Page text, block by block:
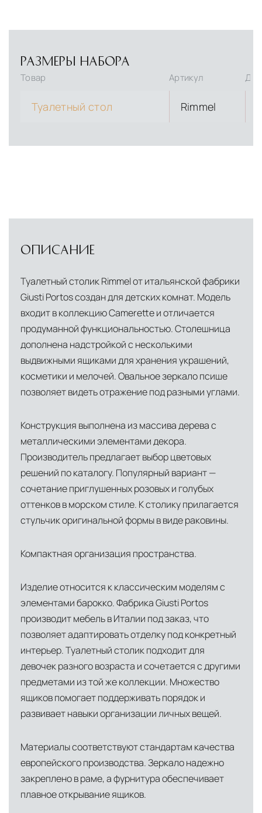
РАЗМЕРЫ НАБОРА
Товар Артикул
Туалетный стол Rimmel
ОПИСАНИЕ
Туалетный столик Rimmel от итальянской фабрики
Giusti Portos создан для детских комнат. Модель
входит в коллекцию Camerette и отличается
продуманной функциональностью. Столешница
дополнена надстройкой с несколькими
выдвижными ящиками для хранения украшений,
косметики и мелочей. Овальное зеркало псише
позволяет видеть отражение под разными углами.
Конструкция выполнена из массива дерева с
металлическими элементами декора.
Производитель предлагает выбор цветовых
решений по каталогу. Популярный вариант —
сочетание приглушенных розовых и голубых
оттенков в морском стиле. К столику прилагается
стульчик оригинальной формы в виде раковины.
Компактная организация пространства.
Изделие относится к классическим моделям с
элементами барокко. Фабрика Giusti Portos
производит мебель в Италии под заказ, что
позволяет адаптировать отделку под конкретный
интерьер. Туалетный столик подходит для
девочек разного возраста и сочетается с другими
предметами из той же коллекции. Множество
ящиков помогает поддерживать порядок и
развивает навыки организации личных вещей.
Материалы соответствуют стандартам качества
европейского производства. Зеркало надежно
закреплено в раме, а фурнитура обеспечивает
плавное открывание ящиков.